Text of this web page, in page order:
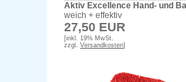
Aktiv Excellence Hand- und
weich + effektiv
27,50 EUR
[inkl. 19% MwSt.
zzgl.Versandkosten]